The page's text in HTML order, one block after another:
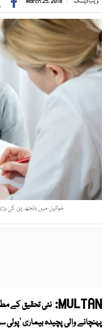
خواتین میں بانجھ پن کی
MULTAN: نئی تحقیق کے
پہنچانے والی پچیدہ بیماری